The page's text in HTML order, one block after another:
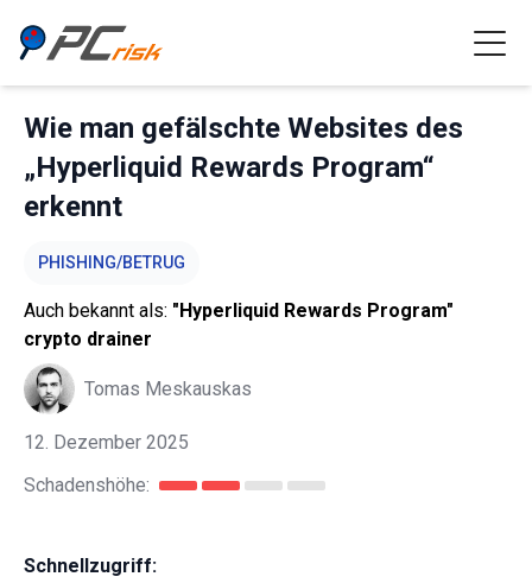
Wie man gefälschte Websites des
„Hyperliquid Rewards Program“
erkennt
PHISHING/BETRUG
Auch bekannt als: "Hyperliquid Rewards Program"
crypto drainer
Tomas Meskauskas
12. Dezember 2025
Schadenshöhe:
Schnellzugriff: